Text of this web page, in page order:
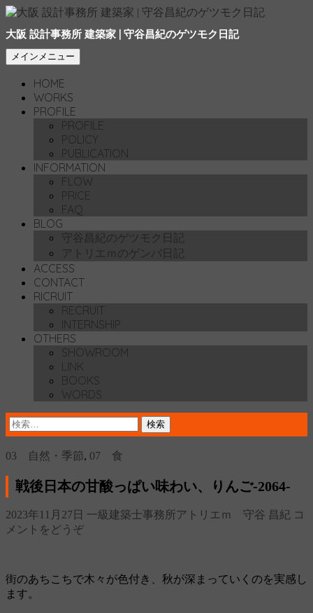
大阪 設計事務所 建築家 | 守谷昌紀のゲツモク日記
検
索
メインメニュー
へ
移
動
HOME
WORKS
PROFILE
PROFILE
POLICY
PUBLICATION
INFORMATION
FLOW
PRICE
FAQ
BLOG
守谷昌紀のゲツモク日記
アトリエｍのゲンバ日記
ACCESS
CONTACT
RICRUIT
RECRUIT
INTERNSHIP
OTHERS
SHOWROOM
LINK
BOOKS
WORDS
検
索:
03 自然・季節, 07 食
戦後日本の甘酸っぱい味わい、りんご‐2064‐
2023年11月27日 一級建築士事務所アトリエｍ 守谷 昌紀 コ
メントをどうぞ
街のあちこちで木々が色付き、秋が深まっていくのを実感し
ます。